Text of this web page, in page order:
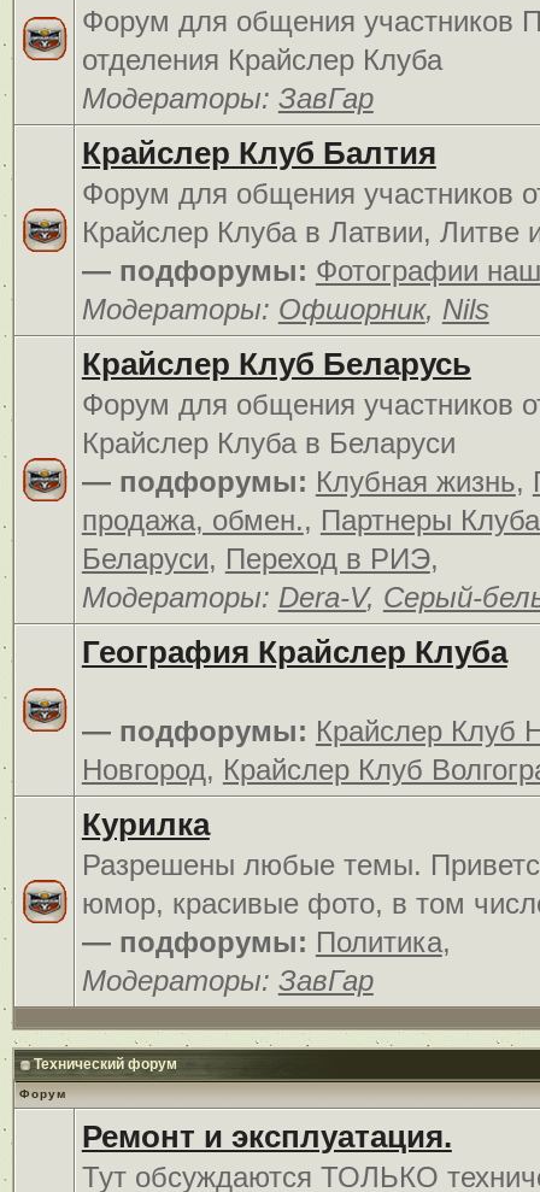
Форум для общения участников
отделения Крайслер Клуба
Модераторы: ЗавГар
Крайслер Клуб Балтия
Форум для общения участников
Крайслер Клуба в Латвии, Литве
— подфорумы: Фотографии
Модераторы: Офшорник, Nils
Крайслер Клуб Беларусь
Форум для общения участников
Крайслер Клуба в Беларуси
— подфорумы: Клубная жизнь,
продажа, обмен., Партнеры
Беларуси, Переход в РИЭ,
Модераторы: Dera-V, Серый-
География Крайслер Клуба
— подфорумы: Крайслер Клуб
Новгород, Крайслер Клуб
Курилка
Разрешены любые темы.
юмор, красивые фото, в том
— подфорумы: Политика,
Модераторы: ЗавГар
Технический форум
Форум
Ремонт и эксплуатация.
Тут обсуждаются ТОЛЬКО